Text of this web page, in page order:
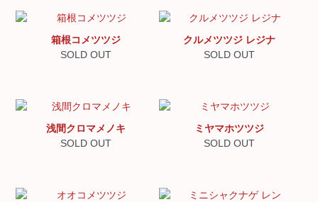
箱根コメツツジ
SOLD OUT
クルメツツジ レジナ
SOLD OUT
浅間クロマメノキ
SOLD OUT
ミヤマホツツジ
SOLD OUT